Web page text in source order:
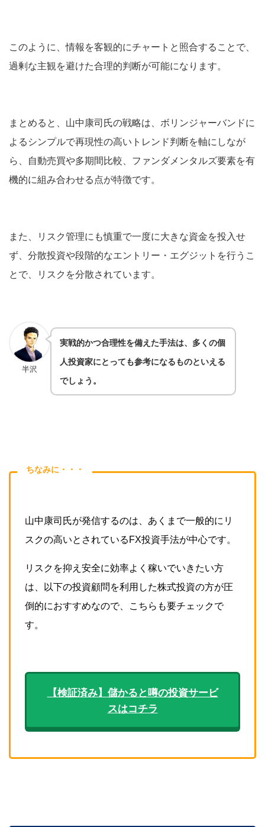
このように、情報を客観的にチャートと照合することで、
過剰な主観を避けた合理的判断が可能になります。
まとめると、山中康司氏の戦略は、ボリンジャーバンドに
よるシンプルで再現性の高いトレンド判断を軸にしなが
ら、自動売買や多期間比較、ファンダメンタルズ要素を有
機的に組み合わせる点が特徴です。
また、リスク管理にも慎重で一度に大きな資金を投入せ
ず、分散投資や段階的なエントリー・エグジットを行うこ
とで、リスクを分散されています。
半沢
実戦的かつ合理性を備えた手法は、多くの個
人投資家にとっても参考になるものといえる
でしょう。
ちなみに・・・
山中康司氏が発信するのは、あくまで一般的にリ
スクの高いとされているFX投資手法が中心です。
リスクを抑え安全に効率よく稼いでいきたい方
は、以下の投資顧問を利用した株式投資の方が圧
倒的におすすめなので、こちらも要チェックで
す。
【検証済み】儲かると噂の投資サービ
スはコチラ